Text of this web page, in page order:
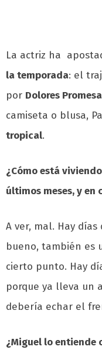
La actriz ha
la temporada: el
por Dolores
camiseta o blusa,
tropical.
¿Cómo está
últimos meses, y en
A ver, mal. Hay
bueno, también es
cierto punto. Hay
porque ya lleva un
debería echar el
¿Miguel lo entiende